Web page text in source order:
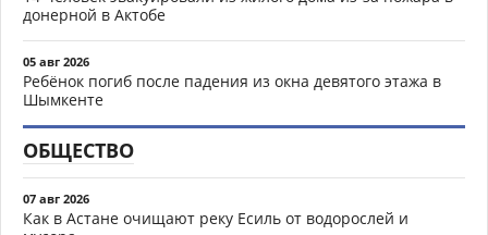
донерной в Актобе
05 авг 2026
Ребёнок погиб после падения из окна девятого этажа в
Шымкенте
ОБЩЕСТВО
07 авг 2026
Как в Астане очищают реку Есиль от водорослей и